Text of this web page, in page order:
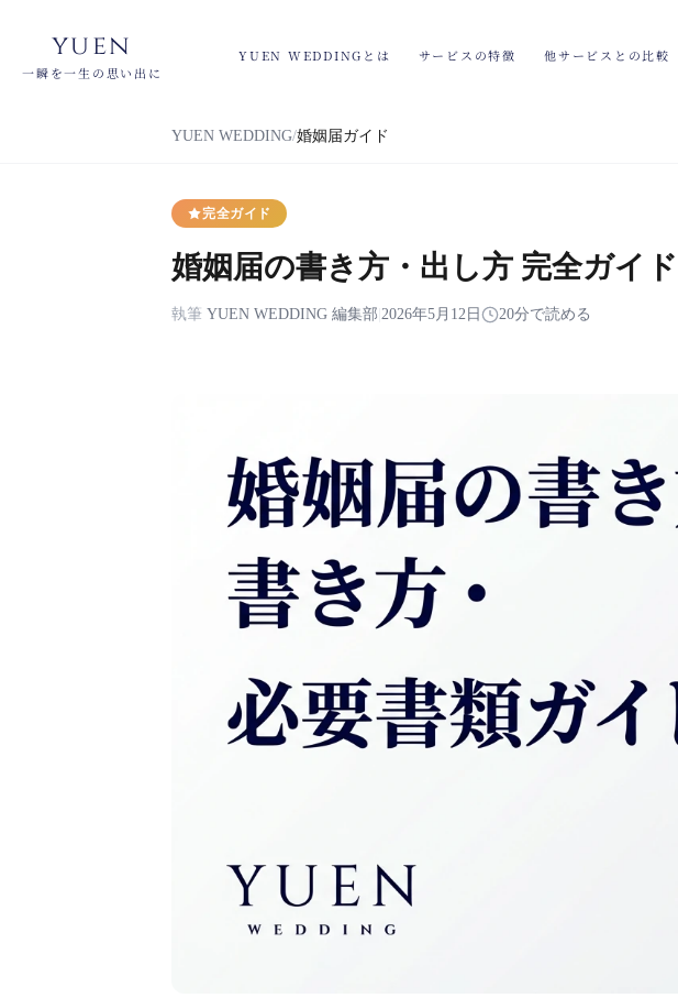
yuen
一瞬を一生の思い出に
YUEN WEDDINGとは サービスの特徴 他サービスとの比較
YUEN WEDDING 婚姻届ガイド
完全ガイド
婚姻届の書き方・出し方 完全ガイ
執筆 YUEN WEDDING 編集部 2026年5月12日 20分で読める